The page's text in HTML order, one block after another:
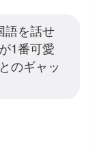
語を話せ
1番可愛
のギャッ